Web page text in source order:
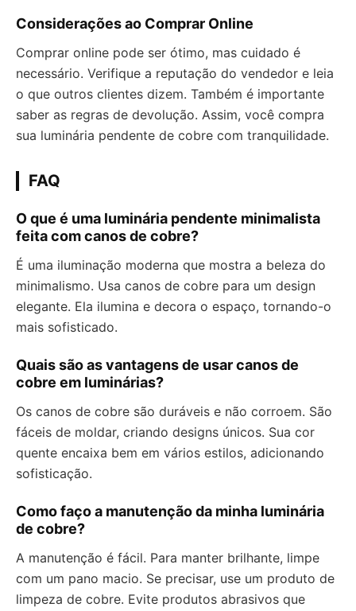
Considerações ao Comprar Online
Comprar online pode ser ótimo, mas cuidado é
necessário. Verifique a reputação do vendedor e leia
o que outros clientes dizem. Também é importante
saber as regras de devolução. Assim, você compra
sua luminária pendente de cobre com tranquilidade.
FAQ
O que é uma luminária pendente minimalista
feita com canos de cobre?
É uma iluminação moderna que mostra a beleza do
minimalismo. Usa canos de cobre para um design
elegante. Ela ilumina e decora o espaço, tornando-o
mais sofisticado.
Quais são as vantagens de usar canos de
cobre em luminárias?
Os canos de cobre são duráveis e não corroem. São
fáceis de moldar, criando designs únicos. Sua cor
quente encaixa bem em vários estilos, adicionando
sofisticação.
Como faço a manutenção da minha luminária
de cobre?
A manutenção é fácil. Para manter brilhante, limpe
com um pano macio. Se precisar, use um produto de
limpeza de cobre. Evite produtos abrasivos que